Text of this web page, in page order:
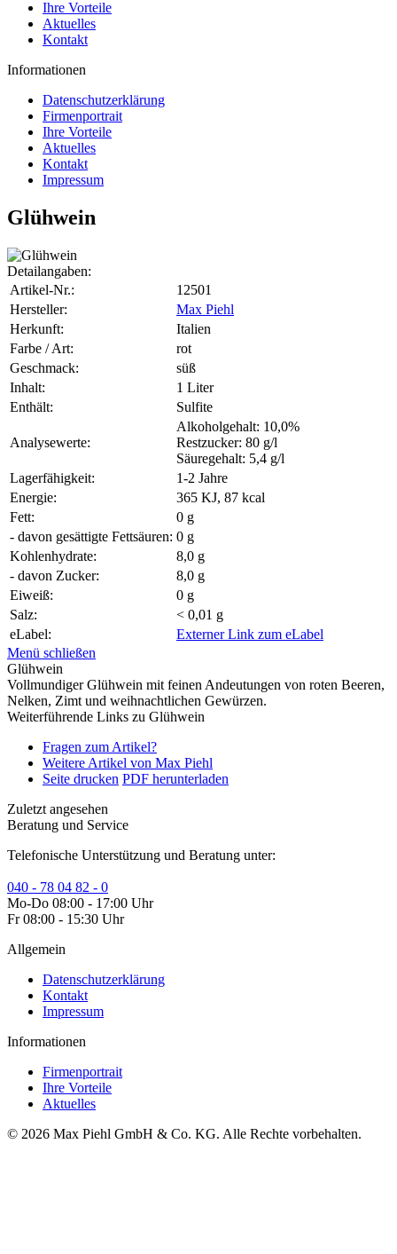
Ihre Vorteile
Aktuelles
Kontakt
Informationen
Datenschutzerklärung
Firmenportrait
Ihre Vorteile
Aktuelles
Kontakt
Impressum
Glühwein
Detailangaben:
Artikel-Nr.:
12501
Hersteller:
Max Piehl
Herkunft:
Italien
Farbe / Art:
rot
Geschmack:
süß
Inhalt:
1 Liter
Enthält:
Sulfite
Analysewerte:
Alkoholgehalt: 10,0%
Restzucker: 80 g/l
Säuregehalt: 5,4 g/l
Lagerfähigkeit:
1-2 Jahre
Energie:
365 KJ, 87 kcal
Fett:
0 g
- davon gesättigte Fettsäuren: 0 g
Kohlenhydrate:
8,0 g
- davon Zucker:
8,0 g
Eiweiß:
0 g
Salz:
< 0,01 g
eLabel:
Externer Link zum eLabel
Menü schließen
Glühwein
Vollmundiger Glühwein mit feinen Andeutungen von roten Beeren,
Nelken, Zimt und weihnachtlichen Gewürzen.
Weiterführende Links zu Glühwein
Fragen zum Artikel?
Weitere Artikel von Max Piehl
Seite drucken PDF herunterladen
Zuletzt angesehen
Beratung und Service
Telefonische Unterstützung und Beratung unter:
040 - 78 04 82 - 0
Mo-Do 08:00 - 17:00 Uhr
Fr 08:00 - 15:30 Uhr
Allgemein
Datenschutzerklärung
Kontakt
Impressum
Informationen
Firmenportrait
Ihre Vorteile
Aktuelles
© 2026 Max Piehl GmbH & Co. KG. Alle Rechte vorbehalten.